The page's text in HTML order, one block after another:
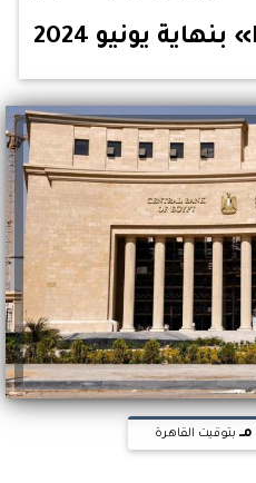
بتوقيت القاهرة